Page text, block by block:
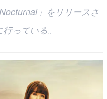
」をリリースさ
っている。